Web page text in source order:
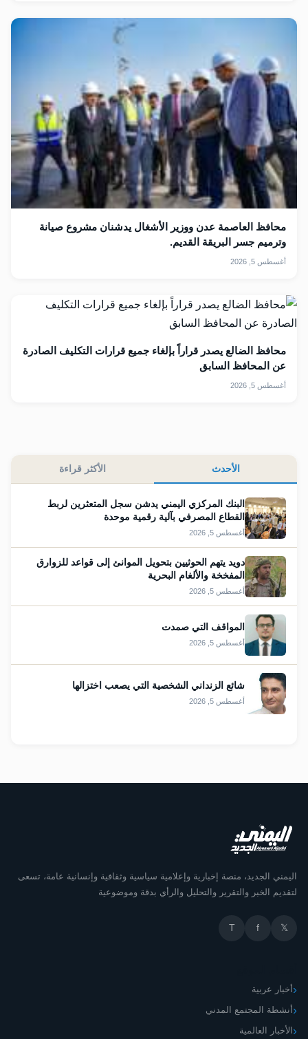
محافظ العاصمة عدن ووزير الأشغال يدشنان مشروع صيانة
وترميم جسر البريقة القديم.
أغسطس 5, 2026
محافظ الضالع يصدر قراراً بإلغاء جميع قرارات التكليف الصادرة
عن المحافظ السابق
أغسطس 5, 2026
الأحدث الأكثر قراءة
البنك المركزي اليمني يدشن سجل المتعثرين لربط
القطاع المصرفي بآلية رقمية موحدة
أغسطس 5, 2026
دويد يتهم الحوثيين بتحويل الموانئ إلى قواعد للزوارق
المفخخة والألغام البحرية
أغسطس 5, 2026
المواقف التي صمدت
أغسطس 5, 2026
شائع الزنداني الشخصية التي يصعب اختزالها
أغسطس 5, 2026
اليمني الجديد، منصة إخبارية وإعلامية سياسية وثقافية وإنسانية عامة، تسعى
لتقديم الخبر والتقرير والتحليل والرأي بدقة وموضوعية
𝕏
f
T
أخبار عربية
أنشطة المجتمع المدني
الأخبار العالمية